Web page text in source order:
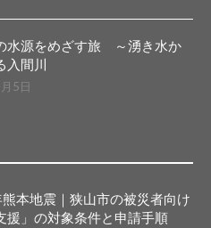
水源をめざす旅 ～湧き水か
入間川
5日
本地震｜狭山市の被災者向け
援」の対象条件と申請手順